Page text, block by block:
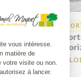
vous intéresse.
matière de
visite ou non.
à lancer.
7016